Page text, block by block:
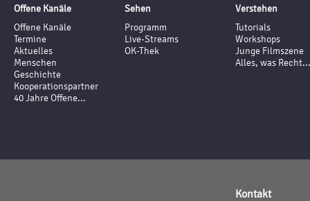
Offene Kanäle
Offene Kanäle
Termine
Aktuelles
Menschen
Geschichte
Kooperationspartner
40 Jahre Offene...
Sehen
Programm
Live-Streams
OK-Thek
Verstehen
Tutorials
Workshops
Junge Filmszene
Alles, was Recht...
Kontakt